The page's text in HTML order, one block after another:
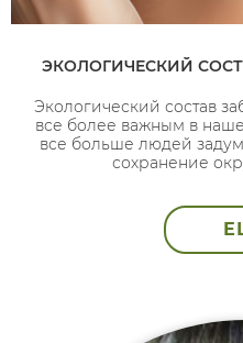
ЭКОЛОГИЧЕСКИЙ
Экологический состав
все более важным в
все больше людей
сохранение